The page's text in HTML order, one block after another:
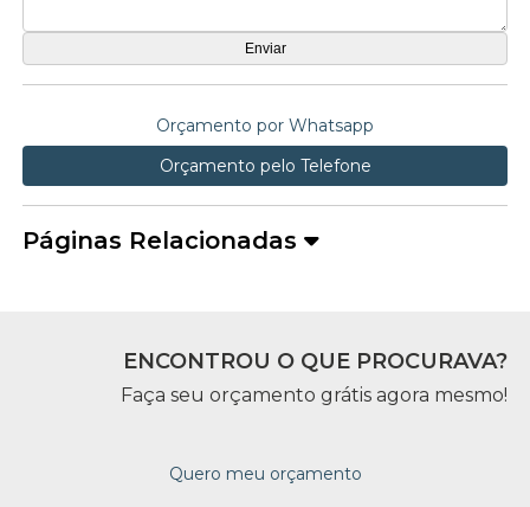
Orçamento por Whatsapp
Orçamento pelo Telefone
Páginas Relacionadas
ENCONTROU O QUE PROCURAVA?
Faça seu orçamento grátis agora mesmo!
Quero meu orçamento